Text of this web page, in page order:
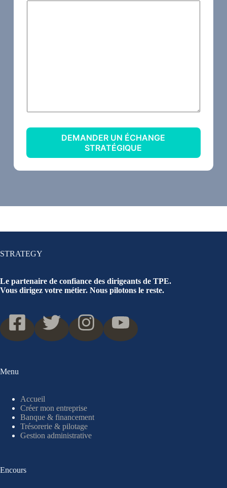
DEMANDER UN ÉCHANGE
STRATÉGIQUE
STRATEGY
Le partenaire de confiance des dirigeants de TPE.
Vous dirigez votre métier. Nous pilotons le reste.
Menu
Accueil
Créer mon entreprise
Banque & financement
Trésorerie & pilotage
Gestion administrative
Encours